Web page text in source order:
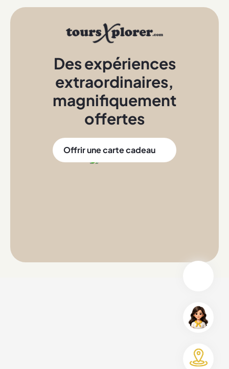
Des expériences
extraordinaires,
magnifiquement
offertes
Offrir une carte cadeau